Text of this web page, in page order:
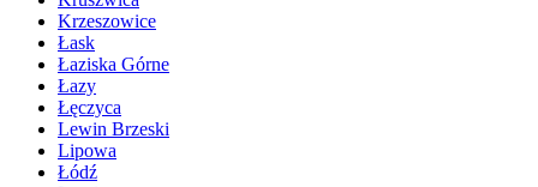
Krzeszowice
Łask
Łaziska Górne
Łazy
Łęczyca
Lewin Brzeski
Lipowa
Łódź